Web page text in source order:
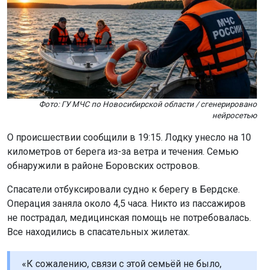
Фото: ГУ МЧС по Новосибирской области / сгенерировано
нейросетью
О происшествии сообщили в 19:15. Лодку унесло на 10
километров от берега из-за ветра и течения. Семью
обнаружили в районе Боровских островов.
Спасатели отбуксировали судно к берегу в Бердске.
Операция заняла около 4,5 часа. Никто из пассажиров
не пострадал, медицинская помощь не потребовалась.
Все находились в спасательных жилетах.
«К сожалению, связи с этой семьёй не было,